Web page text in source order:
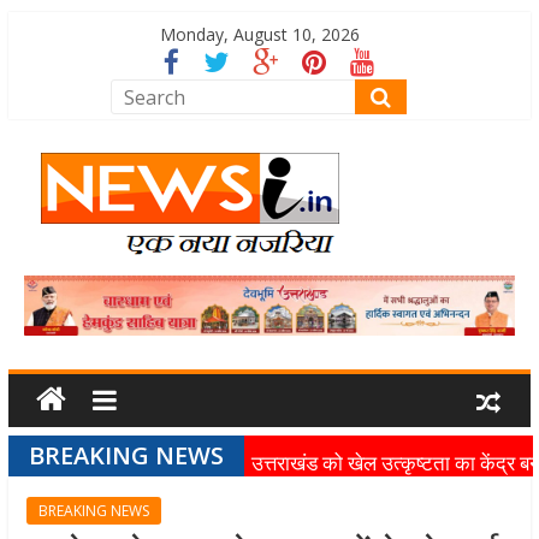
Monday, August 10, 2026
BREAKING NEWS
उत्तराखंड को खेल उत्कृष्टता का केंद्र
स्पोर्ट्स यूनिवर्सिटी परियोजना
BREAKING NEWS